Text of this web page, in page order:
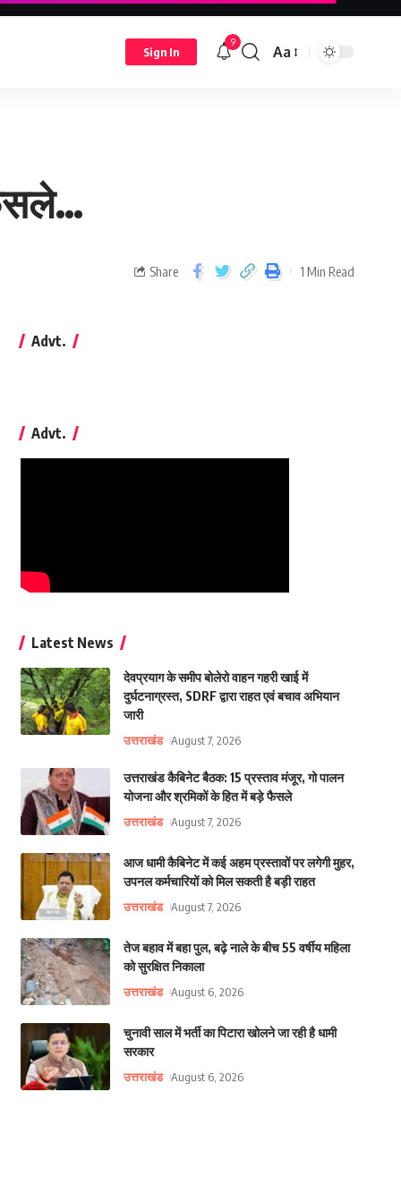
Sign In
9
Aa
Share 1 Min Read
Advt.
Advt.
Latest News
देवप्रयाग के समीप बोलेरो वाहन गहरी खाई में
दुर्घटनाग्रस्त, SDRF द्वारा राहत एवं बचाव अभियान
जारी
उत्तराखंड August 7, 2026
उत्तराखंड कैबिनेट बैठक: 15 प्रस्ताव मंजूर, गो पालन
योजना और श्रमिकों के हित में बड़े फैसले
उत्तराखंड August 7, 2026
आज धामी कैबिनेट में कई अहम प्रस्तावों पर लगेगी मुहर,
उपनल कर्मचारियों को मिल सकती है बड़ी राहत
उत्तराखंड August 7, 2026
तेज बहाव में बहा पुल, बढ़े नाले के बीच 55 वर्षीय महिला
को सुरक्षित निकाला
उत्तराखंड August 6, 2026
चुनावी साल में भर्ती का पिटारा खोलने जा रही है धामी
सरकार
उत्तराखंड August 6, 2026